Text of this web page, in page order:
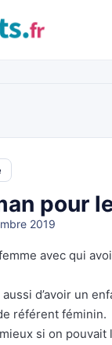
pour
2019
avec qui
d’avoir un
référent féminin.
si on pouvait